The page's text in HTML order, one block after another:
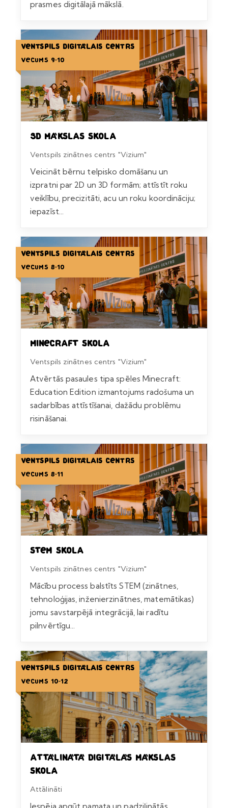
prasmes digitālajā mākslā.
Ventspils Digitālais centrs
Vecums 9-10
3D mākslas skola
Ventspils zinātnes centrs "Vizium"
Veicināt bērnu telpisko domāšanu un
izpratni par 2D un 3D formām; attīstīt roku
veiklību, precizitāti, acu un roku koordināciju;
iepazīst...
Ventspils Digitālais centrs
Vecums 8-10
Minecraft skola
Ventspils zinātnes centrs "Vizium"
Atvērtās pasaules tipa spēles Minecraft:
Education Edition izmantojums radošuma un
sadarbības attīstīšanai, dažādu problēmu
risināšanai.
Ventspils Digitālais centrs
Vecums 8-11
STEM skola
Ventspils zinātnes centrs "Vizium"
Mācību process balstīts STEM (zinātnes,
tehnoloģijas, inženierzinātnes, matemātikas)
jomu savstarpējā integrācijā, lai radītu
pilnvērtīgu...
Ventspils Digitālais centrs
Vecums 10-12
Attālinātā digitālās mākslas
skola
Attālināti